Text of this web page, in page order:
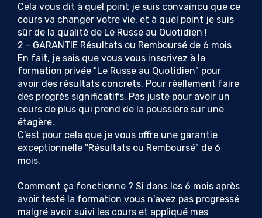
Cela vous dit à quel point je suis convaincu que ce
cours va changer votre vie, et à quel point je suis
sûr de la qualité de Le Russe au Quotidien !
2 - GARANTIE Résultats ou Remboursé de 6 mois
En fait, je sais que vous vous inscrivez à la
formation privée "Le Russe au Quotidien" pour
avoir des résultats concrets. Pour réellement faire
des progrès significatifs. Pas juste pour avoir un
cours de plus qui prend de la poussière sur une
étagère.
C'est pour cela que je vous offre une garantie
exceptionnelle "Résultats ou Remboursé" de 6
mois.
Comment ça fonctionne ? Si dans les 6 mois après
avoir testé la formation vous n'avez pas progressé
malgré avoir suivi les cours et appliqué mes